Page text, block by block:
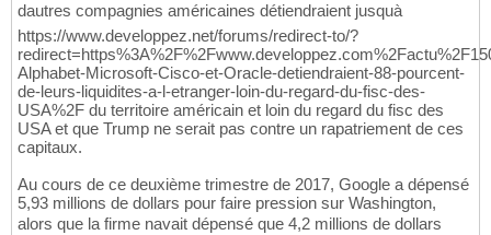
dautres compagnies américaines détiendraient jusquà
https://www.developpez.net/forums/redirect-to/?
Alphabet-Microsoft-Cisco-et-Oracle-detiendraient-88-pourcent-
de-leurs-liquidites-a-l-etranger-loin-du-regard-du-fisc-des-
USA%2F du territoire américain et loin du regard du fisc des
USA et que Trump ne serait pas contre un rapatriement de ces
capitaux.
Au cours de ce deuxième trimestre de 2017, Google a dépensé
5,93 millions de dollars pour faire pression sur Washington,
alors que la firme navait dépensé que 4,2 millions de dollars